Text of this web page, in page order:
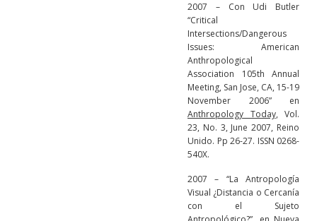
2007 – Con Udi Butler
“Critical
Intersections/Dangerous
Issues: American
Anthropological
Association 105th Annual
Meeting, San Jose, CA, 15-19
November 2006” en
Anthropology Today, Vol.
23, No. 3, June 2007, Reino
Unido. Pp 26-27. ISSN 0268-
540X.
2007 – “La Antropología
Visual ¿Distancia o Cercanía
con el Sujeto